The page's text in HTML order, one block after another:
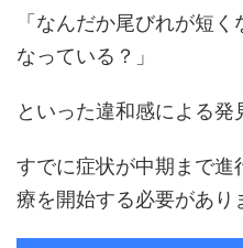
「なんだか尾びれが短
なっている？」
といった違和感による発
すでに症状が中期まで
療を開始する必要があり